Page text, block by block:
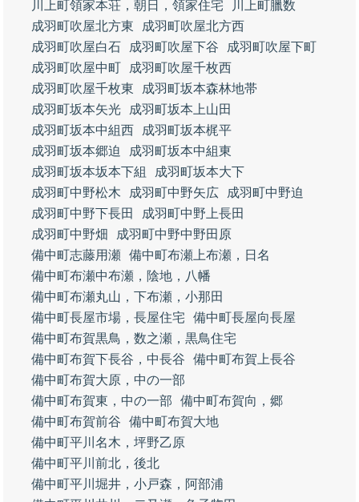
川上町領家本荘，朝日，領家住宅
川上町臘数
成羽町吹屋北方東
成羽町吹屋北方西
成羽町吹屋白石
成羽町吹屋下谷
成羽町吹屋下町
成羽町吹屋中町
成羽町吹屋千枚西
成羽町吹屋千枚東
成羽町坂本森林地帯
成羽町坂本矢光
成羽町坂本上山田
成羽町坂本中組西
成羽町坂本梶平
成羽町坂本郷迫
成羽町坂本中組東
成羽町坂本坂本下組
成羽町坂本大下
成羽町中野松木
成羽町中野矢広
成羽町中野迫
成羽町中野下長田
成羽町中野上長田
成羽町中野畑
成羽町中野中野田原
備中町志藤用瀬 備中町布瀬上布瀬，日名
備中町布瀬中布瀬，陰地，八幡
備中町布瀬丸山，下布瀬，小那田
備中町長屋市場，長屋住宅
備中町長屋向長屋
備中町布賀黒鳥，数之瀬，黒鳥住宅
備中町布賀下長谷，中長谷
備中町布賀上長谷
備中町布賀大原，中の一部
備中町布賀東，中の一部
備中町布賀向，郷
備中町布賀前谷
備中町布賀大地
備中町平川名木，坪野乙原
備中町平川前北，後北
備中町平川堀井，小戸森，阿部浦